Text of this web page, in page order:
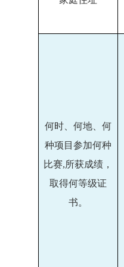
何时、何地、何
种项目参加何种
比赛,所获成绩 ，
取得何等级证
书。